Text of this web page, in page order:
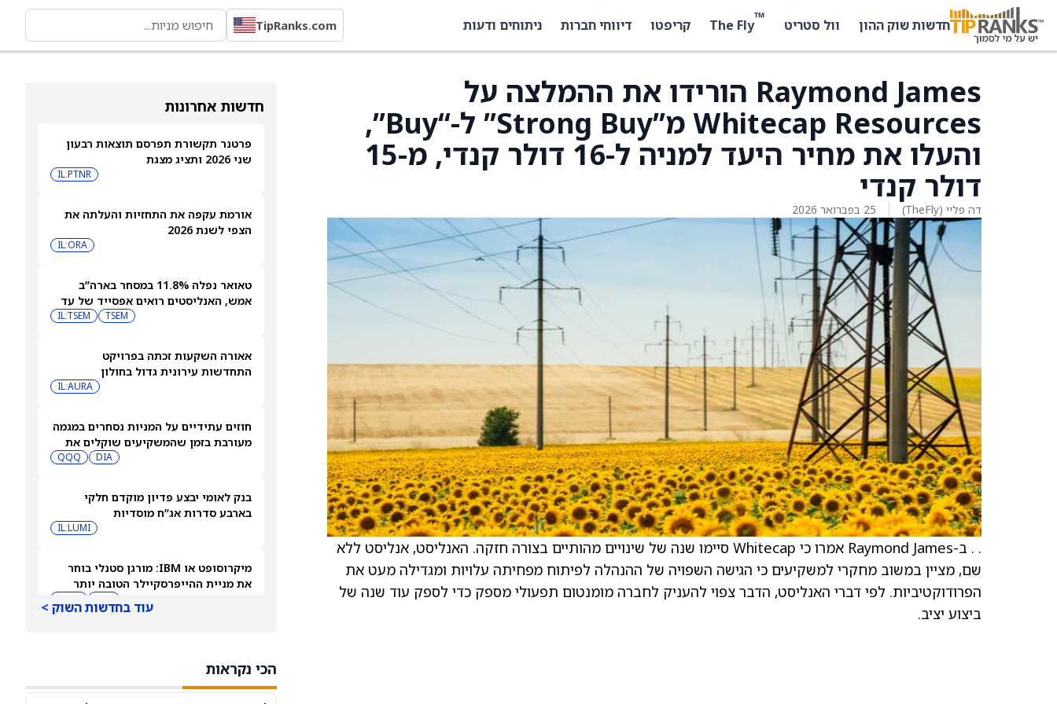
חדשות שוק ההון וול סטריט ™
The Fly קריפטו דיווחי חברות ניתוחים ודעות TipRanks.com
חדשות אחרונות
פרטנר תקשורת תפרסם תוצאות רבעון
שני 2026 ותציג מצגת
IL:PTNR
אורמת עקפה את התחזיות והעלתה את
הצפי לשנת 2026
IL:ORA
טאואר נפלה 11.8% במסחר בארה”ב
אמש, האנליסטים רואים אפסייד של עד
TSEM
IL:TSEM
אאורה השקעות זכתה בפרויקט
התחדשות עירונית גדול בחולון
IL:AURA
חוזים עתידיים על המניות נסחרים במגמה
מעורבת בזמן שהמשקיעים שוקלים את
שיא הסגירה של הדאו ואת השיחות בין
DIA
QQQ
בנק לאומי יבצע פדיון מוקדם חלקי
בארבע סדרות אג”ח מוסדיות
IL:LUMI
מיקרוסופט או IBM: מורגן סטנלי בוחר
את מניית ההייפרסקיילר הטובה יותר
צופה להמשך
עוד בחדשות השוק >
הכי נקראות
Raymond James הורידו את ההמלצה על
Whitecap Resources מ”Strong Buy” ל-“Buy”,
והעלו את מחיר היעד למניה ל-16 דולר קנדי, מ-15
דולר קנדי
דה פליי (TheFly) 25 בפברואר 2026
. . ב-Raymond James אמרו כי Whitecap סיימו שנה של שינויים מהותיים בצורה חזקה. האנליסט, אנליסט ללא
שם, מציין במשוב מחקרי למשקיעים כי הגישה השפויה של ההנהלה לפיתוח מפחיתה עלויות ומגדילה מעט את
הפרודוקטיביות. לפי דברי האנליסט, הדבר צפוי להעניק לחברה מומנטום תפעולי מספק כדי לספק עוד שנה של
ביצוע יציב.